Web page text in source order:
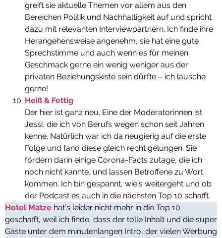
greift sie aktuelle Themen vor allem aus den
Bereichen Politik und Nachhaltigkeit auf und spricht
dazu mit relevanten Interviewpartnern. Ich finde ihre
Herangehensweise angenehm, sie hat eine gute
Sprechstimme und auch wenn es für meinen
Geschmack gerne ein wenig weniger aus der
privaten Beziehungskiste sein dürfte – ich lausche
gerne!
Heiß & Fettig
Der hier ist ganz neu. Eine der Moderatorinnen ist
Jessi, die ich von Berufs wegen schon seit Jahren
kenne. Natürlich war ich da neugierig auf die erste
Folge und fand diese gleich recht gelungen. Sie
fördern darin einige Corona-Facts zutage, die ich
noch nicht kannte, und lassen Betroffene zu Wort
kommen. Ich bin gespannt, wie’s weitergeht und ob
der Podcast es auch in die nächsten Top 10 schafft.
Hotel Matze hat’s leider nicht mehr in die Top 10
geschafft, weil ich finde, dass der tolle Inhalt und die super
Gäste unter dem minutenlangen Intro, der vielen Werbung